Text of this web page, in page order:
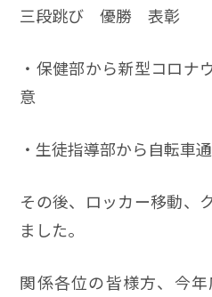
三段跳び 優勝 表彰
・保健部から新型コロナ
意
・生徒指導部から自転車
その後、ロッカー移動、
ました。
関係各位の皆様方、今